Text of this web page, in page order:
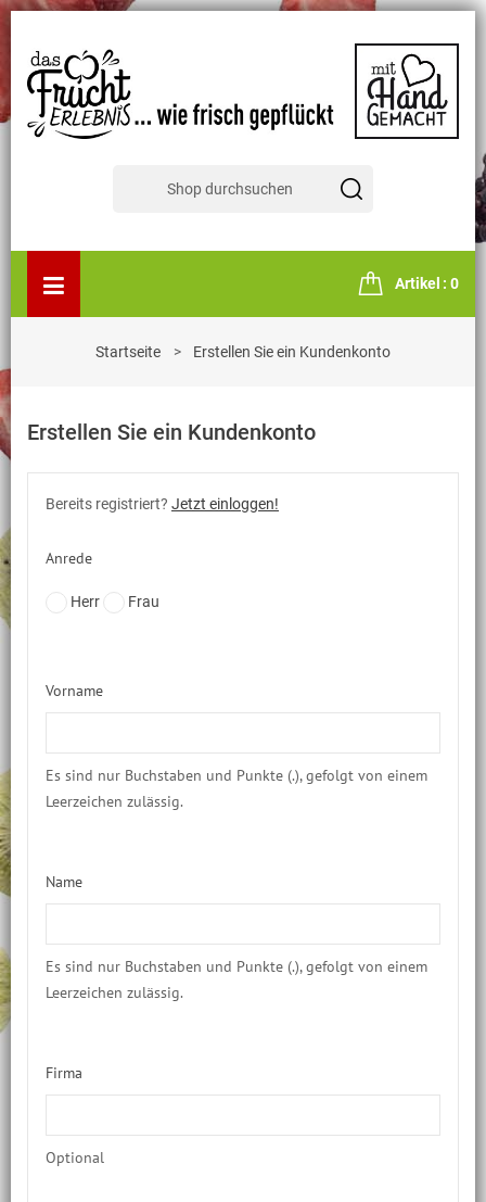
Artikel 0
Startseite Erstellen Sie ein Kundenkonto
Erstellen Sie ein Kundenkonto
Bereits registriert? Jetzt einloggen!
Anrede
Herr Frau
Vorname
Es sind nur Buchstaben und Punkte (.), gefolgt von einem
Leerzeichen zulässig.
Name
Es sind nur Buchstaben und Punkte (.), gefolgt von einem
Leerzeichen zulässig.
Firma
Optional